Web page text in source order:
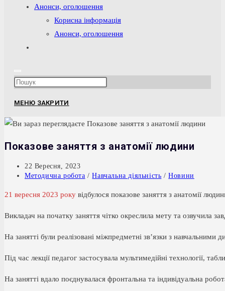
Анонси, оголошення
Корисна інформація
Анонси, оголошення
веб-
сайті
close
search
МЕНЮ ЗАКРИТИ
Показове заняття з анатомії людини
Запис
опубліковано:
22 Вересня, 2023
Категорія
Методична робота / Навчальна діяльність / Новини
21 вересня 2023 року відбулося показове заняття з анатомії
Викладач на початку заняття чітко окреслила мету та озвучила
На занятті були реалізовані міжпредметні зв’язки з
Під час лекції педагог застосувала мультимедійні технології,
На занятті вдало поєднувалася фронтальна та індивідуальна